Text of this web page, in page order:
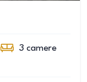
3 camere